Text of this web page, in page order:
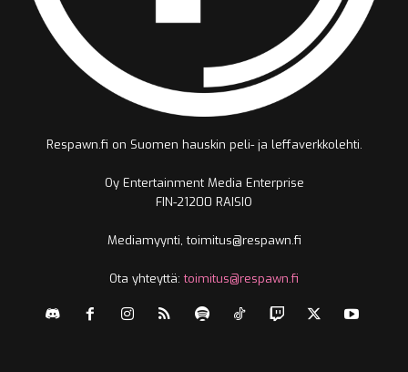
Respawn.fi on Suomen hauskin peli- ja leffaverkkolehti.
Oy Entertainment Media Enterprise
FIN-21200 RAISIO
Mediamyynti, toimitus@respawn.fi
Ota yhteyttä:toimitus@respawn.fi